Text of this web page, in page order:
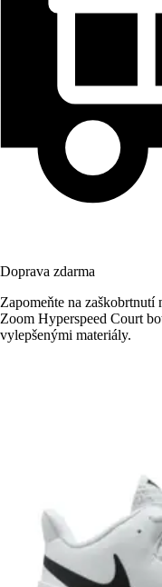
Doprava zdarma
Zapomeňte na
Zoom Hyperspeed Court
vylepšenými materiály.